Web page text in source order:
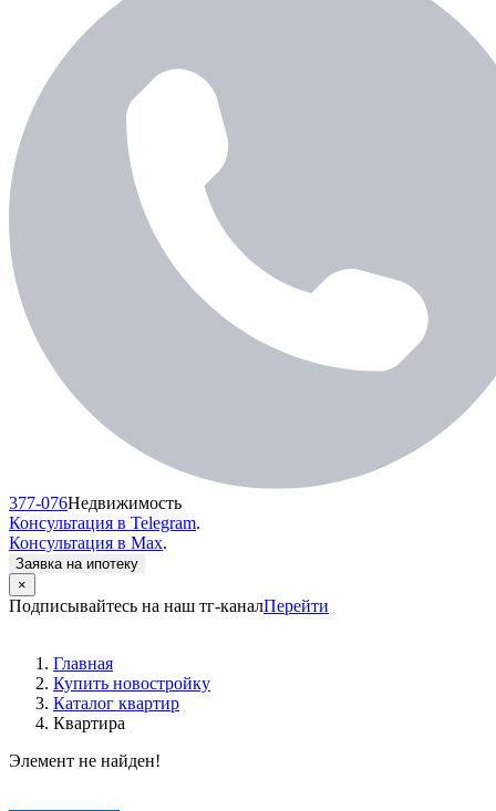
377-076Недвижимость
Консультация в Telegram.
Консультация в Max.
Заявка на ипотеку
×
Подписывайтесь на наш тг-каналПерейти
Главная
Купить новостройку
Каталог квартир
Квартира
Элемент не найден!